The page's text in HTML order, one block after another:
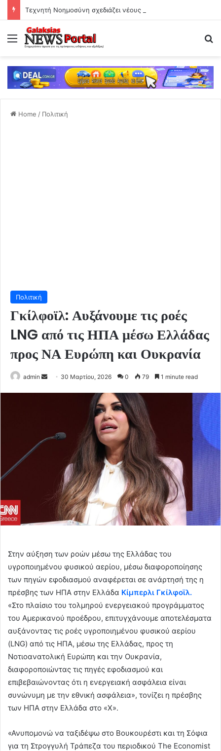
Menu
Home / Πολιτική
Πολιτική
Γκίλφοϊλ: Αυξάνουμε τις ροές
LNG από τις ΗΠΑ μέσω Ελλάδας
προς ΝΑ Ευρώπη και Ουκρανία
admin
Send 30 Μαρτίου, 2026 0 79 1 minute read
Στην αύξηση των ροών μέσω της Ελλάδας του
υγροποιημένου φυσικού αερίου, μέσω διαφοροποίησης
των πηγών εφοδιασμού αναφέρεται σε ανάρτησή της η
πρέσβης των ΗΠΑ στην Ελλάδα Κίμπερλι Γκίλφοϊλ.
«Στο πλαίσιο του τολμηρού ενεργειακού προγράμματος
του Αμερικανού προέδρου, επιτυγχάνουμε αποτελέσματα
αυξάνοντας τις ροές υγροποιημένου φυσικού αερίου
(LNG) από τις ΗΠΑ, μέσω της Ελλάδας, προς τη
Νοτιοανατολική Ευρώπη και την Ουκρανία,
διαφοροποιώντας τις πηγές εφοδιασμού και
επιβεβαιώνοντας ότι η ενεργειακή ασφάλεια είναι
συνώνυμη με την εθνική ασφάλεια», τονίζει η πρέσβης
των ΗΠΑ στην Ελλάδα στο «Χ».
«Ανυπομονώ να ταξιδέψω στο Βουκουρέστι και τη Σόφια
για τη Στρογγυλή Τράπεζα του περιοδικού The Economist